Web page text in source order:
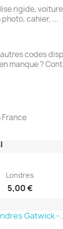
rigide,
cahier, ...
codes
manque ?
Londres
5,00 €